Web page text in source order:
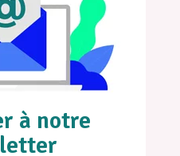
à notre